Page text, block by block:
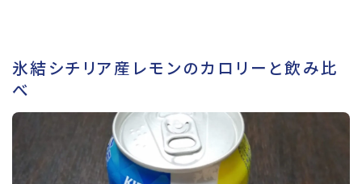
氷結シチリア産レモンのカロリーと飲み比
べ